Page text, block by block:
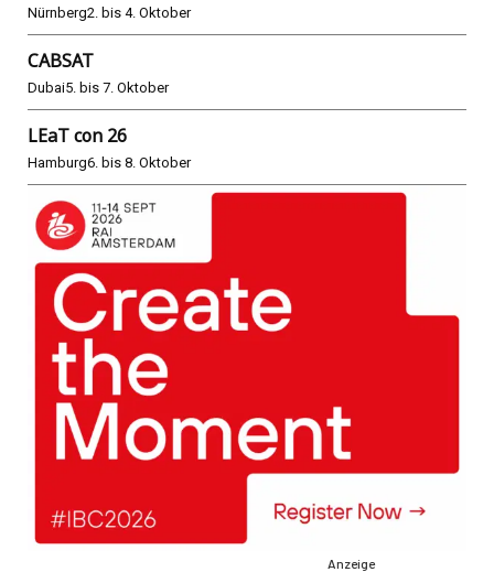
Nürnberg2. bis 4. Oktober
CABSAT
Dubai5. bis 7. Oktober
LEaT con 26
Hamburg6. bis 8. Oktober
Anzeige